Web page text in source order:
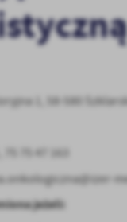
1, 58-580
75 47 163
jeżeli: